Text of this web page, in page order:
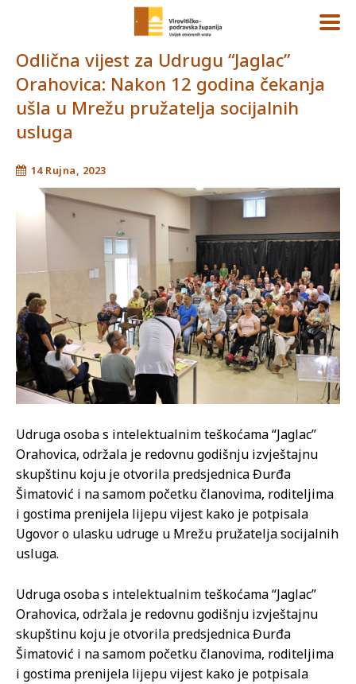
Odlična vijest za Udrugu “Jaglac”
Orahovica: Nakon 12 godina čekanja
ušla u Mrežu pružatelja socijalnih
usluga
14 Rujna, 2023
Udruga osoba s intelektualnim teškoćama “Jaglac”
Orahovica, održala je redovnu godišnju izvještajnu
skupštinu koju je otvorila predsjednica Đurđa
Šimatović i na samom početku članovima, roditeljima
i gostima prenijela lijepu vijest kako je potpisala
Ugovor o ulasku udruge u Mrežu pružatelja socijalnih
usluga.
Udruga osoba s intelektualnim teškoćama “Jaglac”
Orahovica, održala je redovnu godišnju izvještajnu
skupštinu koju je otvorila predsjednica Đurđa
Šimatović i na samom početku članovima, roditeljima
i gostima prenijela lijepu vijest kako je potpisala